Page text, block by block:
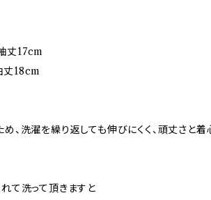
丈17cm
丈18cm
、洗濯を繰り返しても伸びにくく、頑丈さと
て洗って頂きますと